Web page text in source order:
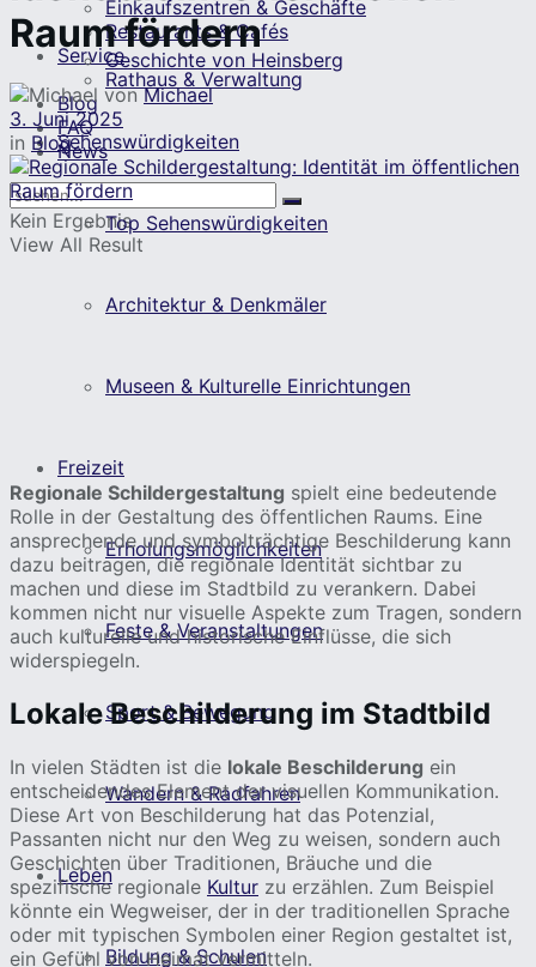
Einkaufszentren & Geschäfte
Restaurants & Cafés
Service
Rathaus & Verwaltung
Blog
FAQ
News
Kein Ergebnis
View All Result
Geschichte von Heinsberg
Sehenswürdigkeiten
Top Sehenswürdigkeiten
Architektur & Denkmäler
Museen & Kulturelle Einrichtungen
Freizeit
Erholungsmöglichkeiten
Feste & Veranstaltungen
Sport & Bewegung
Wandern & Radfahren
Leben
Bildung & Schulen
Raum fördern
von Michael
3. Juni 2025
in Blog
Regionale Schildergestaltung spielt eine bedeutende
Rolle in der Gestaltung des öffentlichen Raums. Eine
ansprechende und symbolträchtige Beschilderung kann
dazu beitragen, die regionale Identität sichtbar zu
machen und diese im Stadtbild zu verankern. Dabei
kommen nicht nur visuelle Aspekte zum Tragen, sondern
auch kulturelle und historische Einflüsse, die sich
widerspiegeln.
Lokale Beschilderung im Stadtbild
In vielen Städten ist die lokale Beschilderung ein
entscheidendes Element der visuellen Kommunikation.
Diese Art von Beschilderung hat das Potenzial,
Passanten nicht nur den Weg zu weisen, sondern auch
Geschichten über Traditionen, Bräuche und die
spezifische regionale Kultur zu erzählen. Zum Beispiel
könnte ein Wegweiser, der in der traditionellen Sprache
oder mit typischen Symbolen einer Region gestaltet ist,
ein Gefühl von Heimat vermitteln.